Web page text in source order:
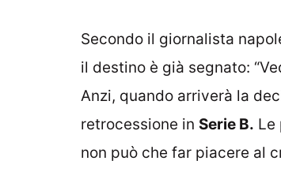
Secondo il giornalista
il destino è già segnato:
Anzi, quando arriverà la
retrocessione in Serie B. Le
non può che far piacere al